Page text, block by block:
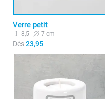
Verre petit
8,5 7 cm
Dès23,95